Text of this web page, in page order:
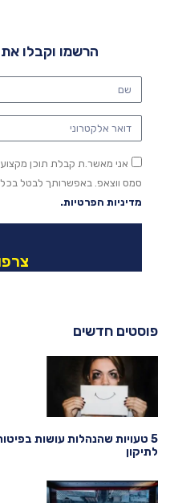
הרשמו וקבלו
אני מאשר.ת קבלת תוכן
סמס ווצאפ. באפשרותך לבטל
מדיניות הפרטיות.
פוסטים חדשים
5 טעויות שהנהלות עושות
לתיקון